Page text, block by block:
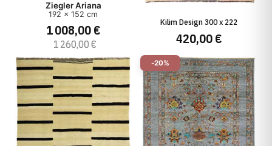
Ziegler Ariana
192 x 152 cm
1 008,00 €
1 260,00 €
Kilim Design 300 x 222
420,00 €
-20%